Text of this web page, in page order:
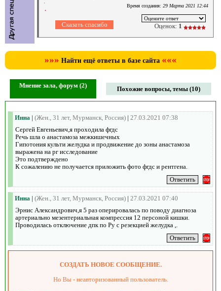
Время создания: 29 Марта 2021 12:44
Оценок: 1
»»» Найти ещё ответы в базе сайта «««
Мнение зала, форум (2) Похожие вопросы, темы (10)
Инна | (Жен., 31 лет, Мурманск, Россия) | 27.03.2021 07:38
Сергей Евгеньевич,я проходила фгдс
Речь шла о анастамоза межкишечных
Гипотония культи желудка и продвижение до зоны анастамоза
выражена на рг исследование
Это подтверждено
К сожалению не получается приложить фото фгдс и рентгена.
Инна | (Жен., 31 лет, Мурманск, Россия) | 27.03.2021 07:40
Эрнис Александрович,я 5 раз оперировалась по поводу диагноза
артериально мезентериальная компрессия 12 персоной кишки.
Проводилась отключение дпк по Ру с резекцией желудка ,.
СОЗДАТЬ НОВОЕ СООБЩЕНИЕ.
Но Вы - неавторизованный пользователь.